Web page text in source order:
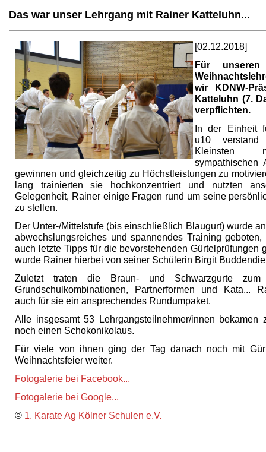
Das war unser Lehrgang mit Rainer Katteluhn...
[02.12.2018]
Für unseren
wir KDNW-
Katteluhn (7.
verpflichten.
In der Einheit
u10
Kleinsten
gewinnen und gleichzeitig zu Höchstleistungen zu
lang trainierten sie hochkonzentriert und nutzten
Gelegenheit, Rainer einige Fragen rund um seine
zu stellen.
Der Unter-/Mittelstufe (bis einschließlich Blaugurt) wurde
abwechslungsreiches und spannendes Training
auch letzte Tipps für die bevorstehenden Gürtelprüfungen
wurde Rainer hierbei von seiner Schülerin Birgit
Zuletzt traten die Braun- und Schwarzgurte
Grundschulkombinationen, Partnerformen und Kata...
auch für sie ein ansprechendes Rundumpaket.
Alle insgesamt 53 Lehrgangsteilnehmer/innen bekamen
noch einen Schokonikolaus.
Für viele von ihnen ging der Tag danach noch mit
Weihnachtsfeier weiter.
Fotogalerie bei Facebook...
Fotogalerie bei Google...
© 1. Karate Ag Kölner Schulen e.V.